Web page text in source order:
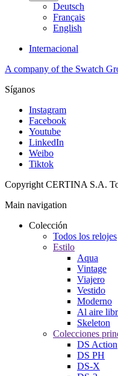
Deutsch
Français
English
Internacional
A company of the Swatch
Síganos
Instagram
Facebook
Youtube
LinkedIn
Weibo
Tiktok
Copyright CERTINA S.A.
Main navigation
Colección
Todos los relojes
Estilo
Aqua
Vintage
Viajero
Vestido
Moderno
Al aire
Skeleton
Colecciones
DS Action
DS PH
DS-X